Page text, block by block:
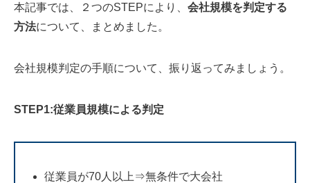
本記事では、２つのSTEPにより、 会社規模を判定する
方法について、まとめました。
会社規模判定の手順について、振り返ってみましょう。
STEP1:従業員規模による判定
従業員が70人以上⇒無条件で大会社